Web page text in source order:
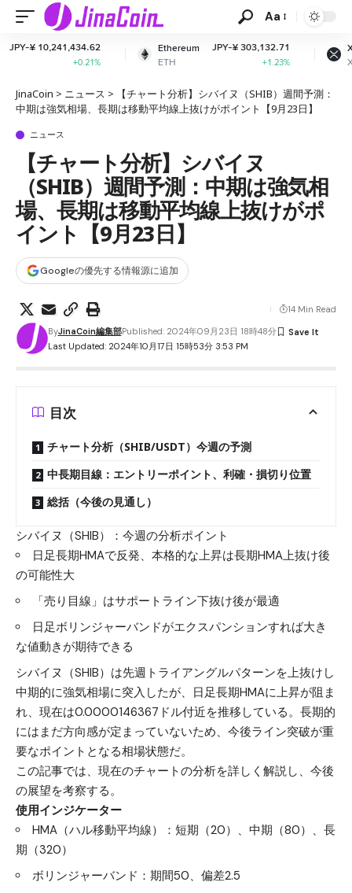
Aa
Ethereum
ETH
JPY-¥ 303,132.71
XRP
XRP
JPY-¥
-
JinaCoin > ニュース >
【チャート分析】シバイヌ（SHIB）週間予測：
中期は強気相場、長期は移動平均線上抜けがポイント【9月23日】
ニュース
【チャート分析】シバイヌ
（SHIB）週間予測：中期は強気相
場、長期は移動平均線上抜けがポ
イント【9月23日】
Googleの優先する情報源に追加
Last Updated: 2024年10月17日 15時53分 3:53 PM
ByJinaCoin編集部Published: 2024年09月23日 18時48分
14 Min Read
目次
チャート分析（SHIB/USDT）今週の予測
中長期目線：エントリーポイント、利確・損切り位置
総括（今後の見通し）
シバイヌ（SHIB）：今週の分析ポイント
日足長期HMAで反発、本格的な上昇は長期HMA上抜け後
の可能性大
「売り目線」はサポートライン下抜け後が最適
日足ボリンジャーバンドがエクスパンションすれば大き
な値動きが期待できる
シバイヌ（SHIB）は先週トライアングルパターンを上抜けし
中期的に強気相場に突入したが、日足長期HMAに上昇が阻ま
れ、現在は0.0000146367ドル付近を推移している。長期的
にはまだ方向感が定まっていないため、今後ライン突破が重
要なポイントとなる相場状態だ。
この記事では、現在のチャートの分析を詳しく解説し、今後
の展望を考察する。
使用インジケーター
HMA（ハル移動平均線）：短期（20）、中期（80）、長
期（320）
ボリンジャーバンド：期間50、偏差2.5